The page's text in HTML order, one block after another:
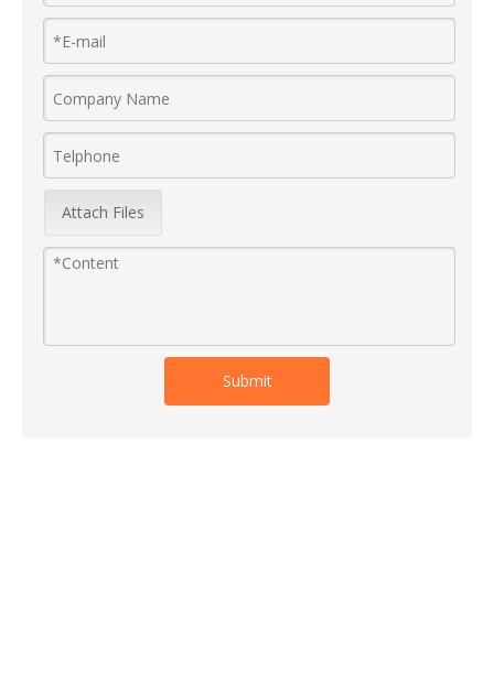
Attach Files
Submit